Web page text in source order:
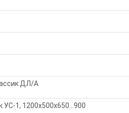
ДЛ/А
УС-1, 1200х500х650…900